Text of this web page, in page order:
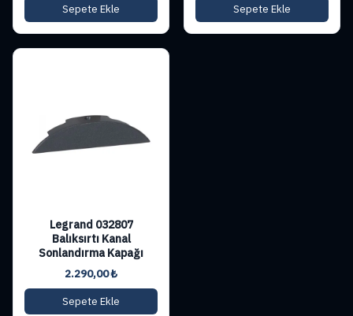
Sepete Ekle Sepete Ekle
Legrand 032807
Balıksırtı Kanal
Sonlandırma Kapağı
2.290,00₺
Sepete Ekle